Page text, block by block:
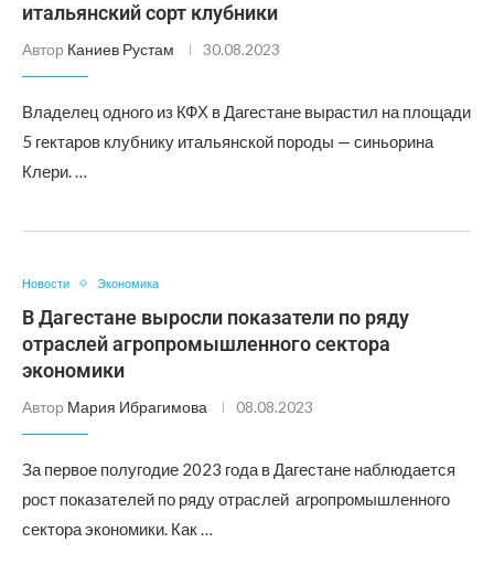
итальянский сорт клубники
Автор Каниев Рустам 30.08.2023
Владелец одного из КФХ в Дагестане вырастил на площади
5 гектаров клубнику итальянской породы — синьорина
Клери. …
Новости Экономика
В Дагестане выросли показатели по ряду
отраслей агропромышленного сектора
экономики
Автор Мария Ибрагимова 08.08.2023
За первое полугодие 2023 года в Дагестане наблюдается
рост показателей по ряду отраслей агропромышленного
сектора экономики. Как …